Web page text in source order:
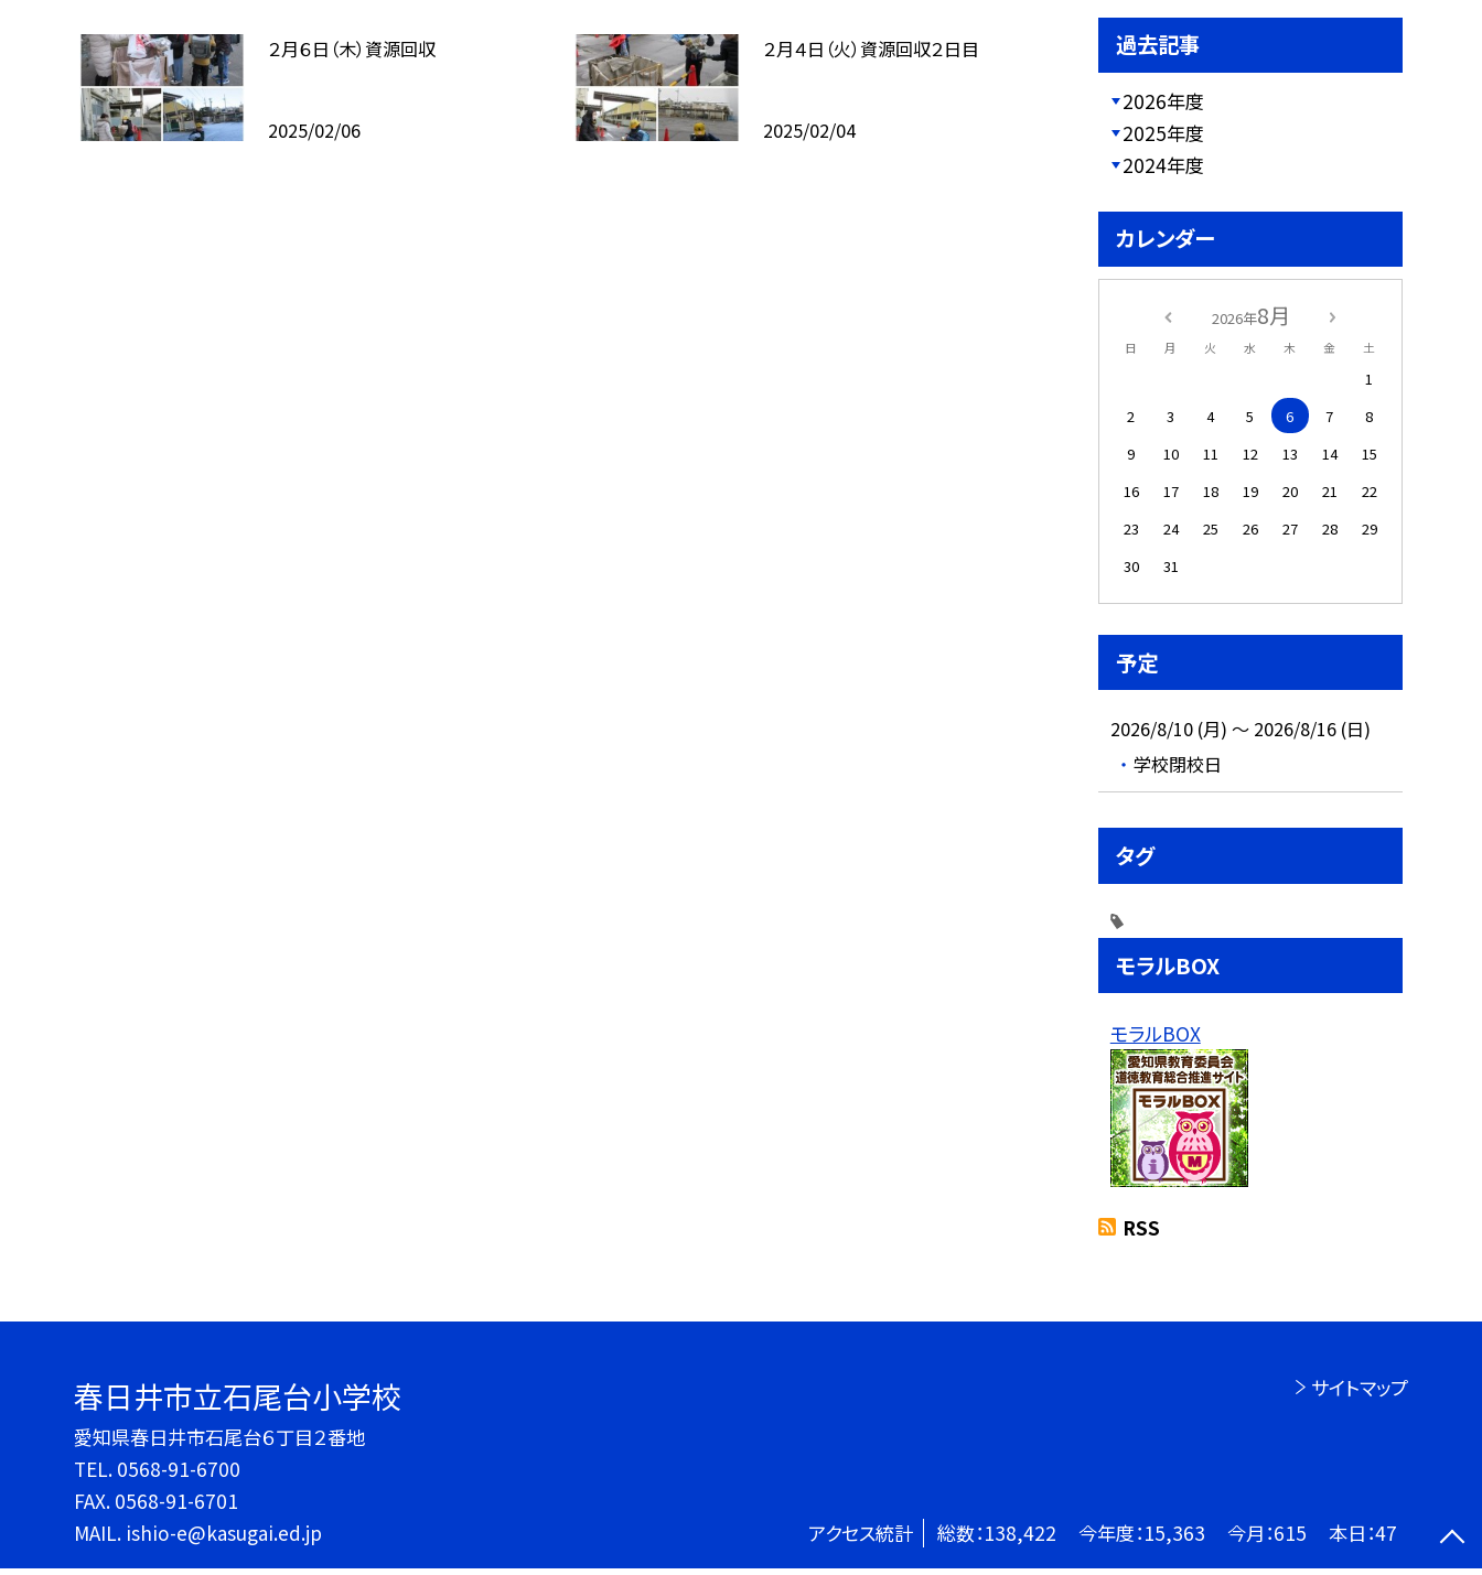
２月６日（木）資源回収
2025/02/06
２月４日（火）資源回収２日目
2025/02/04
過去記事
2026年度
2025年度
2024年度
カレンダー
2026年8月
日 月 火 水 木 金 土
1
2
3 4 5 6 7
8
9
10 11 12 13 14
15
16
17 18 19 20 21
22
23
24 25 26 27 28
29
30
31
予定
2026/8/10 (月) ～ 2026/8/16 (日)
学校閉校日
タグ
モラルBOX
モラルBOX
RSS
春日井市立石尾台小学校
愛知県春日井市石尾台６丁目２番地
TEL. 0568-91-6700
FAX. 0568-91-6701
MAIL. ishio-e@kasugai.ed.jp
サイトマップ
アクセス統計 総数：138,422 今年度：15,363 今月：615 本日：47